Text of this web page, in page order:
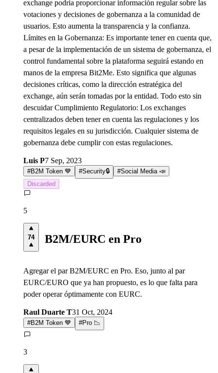
exchange podría proporcionar información regular sobre las
votaciones y decisiones de gobernanza a la comunidad de
usuarios. Esto aumenta la transparencia y la confianza.
Límites en la Gobernanza: Es importante tener en cuenta que,
a pesar de la implementación de un sistema de gobernanza, el
control fundamental sobre la plataforma seguirá estando en
manos de la empresa Bit2Me. Esto significa que algunas
decisiones críticas, como la dirección estratégica del
exchange, aún serán tomadas por la entidad. Todo esto sin
descuidar Cumplimiento Regulatorio: Los exchanges
centralizados deben tener en cuenta las regulaciones y los
requisitos legales en su jurisdicción. Cualquier sistema de
gobernanza debe cumplir con estas regulaciones.
Luis P7 Sep, 2023
#B2M Token 💙 #Security🔒 #Social Media 📣
Discarded
5
74 B2M/EURC en Pro
Agregar el par B2M/EURC en Pro. Eso, junto al par
EURC/EURO que ya han propuesto, es lo que falta para
poder operar óptimamente con EURC.
Raul Duarte T31 Oct, 2024
#B2M Token 💙 #Pro 📉
3